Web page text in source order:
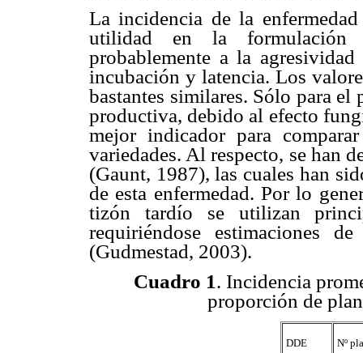
La incidencia de la
utilidad en la formulación
probablemente a la
incubación y latencia. Los
bastantes similares. Sólo para
productiva, debido al efecto
mejor indicador para
variedades. Al respecto, se han
(Gaunt, 1987), las cuales han
de esta enfermedad. Por lo
tizón tardío se utilizan
requiriéndose estimaciones
(Gudmestad, 2003).
Cuadro 1. Incidencia
proporción de
DDE Nº